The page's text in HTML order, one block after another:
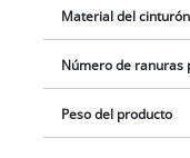
hebilla permite la
cinturón. La longitud
y adaptar
Material del cinturón
Número de ranuras
Peso del producto